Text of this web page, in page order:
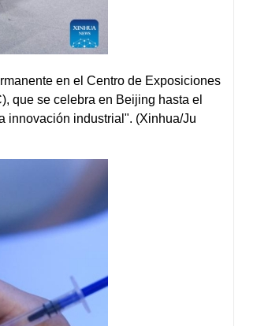
en el Centro de Exposiciones
que se celebra en Beijing hasta el
innovación industrial". (Xinhua/Ju